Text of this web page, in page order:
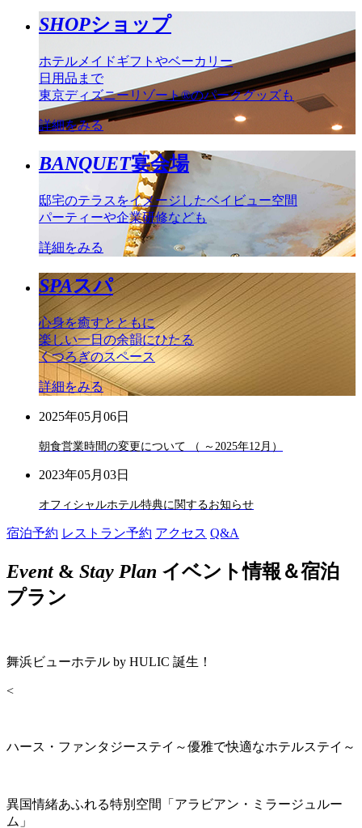
SHOPショップ
ホテルメイドギフトやベーカリー
日用品まで
東京ディズニーリゾート®のパークグッズも
詳細をみる
BANQUET宴会場
邸宅のテラスをイメージしたベイビュー空間
パーティーや企業研修なども
詳細をみる
SPAスパ
心身を癒すとともに
楽しい一日の余韻にひたる
くつろぎのスペース
詳細をみる
2025年05月06日
朝食営業時間の変更について （ ～2025年12月）
2023年05月03日
オフィシャルホテル特典に関するお知らせ
宿泊予約 レストラン予約 アクセス Q&A
Event& Stay Plan イベント情報＆宿泊
プラン
舞浜ビューホテル by HULIC 誕生！
<
ハース・ファンタジーステイ～優雅で快適なホテルステイ～
異国情緒あふれる特別空間「アラビアン・ミラージュルー
ム」